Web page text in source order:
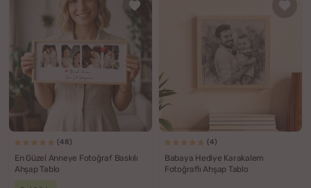
(48)
En Güzel Anneye Fotoğraf Baskılı
Ahşap Tablo
(4)
Babaya Hediye Karakalem
Fotoğraflı Ahşap Tablo